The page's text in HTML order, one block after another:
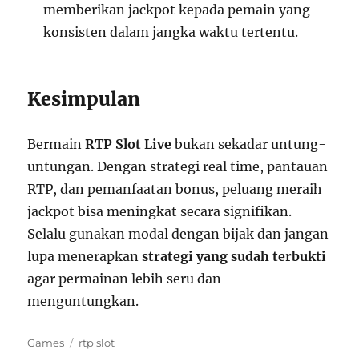
memberikan jackpot kepada pemain yang
konsisten dalam jangka waktu tertentu.
Kesimpulan
BermainRTP Slot Live bukan sekadar untung-
untungan. Dengan strategi real time, pantauan
RTP, dan pemanfaatan bonus, peluang meraih
jackpot bisa meningkat secara signifikan.
Selalu gunakan modal dengan bijak dan jangan
lupa menerapkanstrategi yang sudah terbukti
agar permainan lebih seru dan
menguntungkan.
Categories
Games Tags
rtp slot